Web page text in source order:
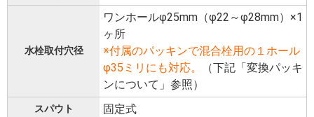
水栓取付穴径
ワンホールφ25mm（φ22～φ28mm）×1
ヶ所
※付属のパッキンで混合栓用の１ホール
φ35ミリにも対応。
（下記「変換パッキ
ンについて」参照）
スパウト 固定式